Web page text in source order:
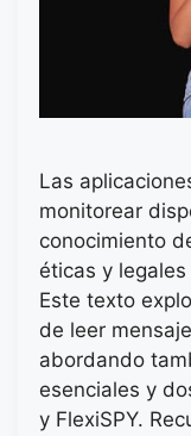
Las
monitorear
conocimiento
éticas y
Este texto
de leer
abordando
esenciales y
y FlexiSPY.